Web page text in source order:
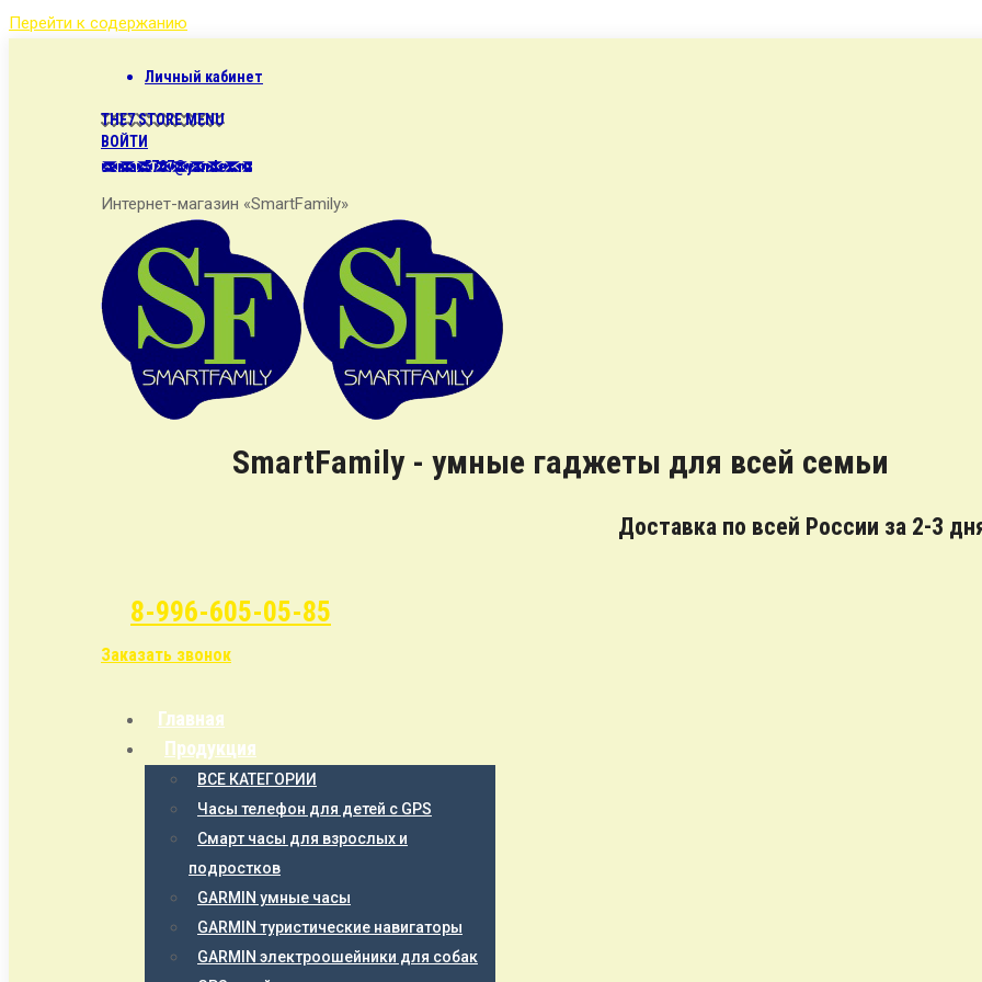
Перейти к содержанию
Личный кабинет
THE7 STORE MENU
ВОЙТИ
semax5707@yandex.ru
Интернет-магазин «SmartFamily»
SmartFamily - умные гаджеты для всей семьи
Доставка по всей России за 2-3
8-996-605-05-85
Заказать звонок
Главная
Продукция
ВСЕ КАТЕГОРИИ
Часы телефон для детей с GPS
Смарт часы для взрослых и
подростков
GARMIN умные часы
GARMIN туристические навигаторы
GARMIN электроошейники для собак